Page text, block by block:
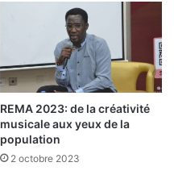
REMA 2023: de la créativité
musicale aux yeux de la
population
2 octobre 2023